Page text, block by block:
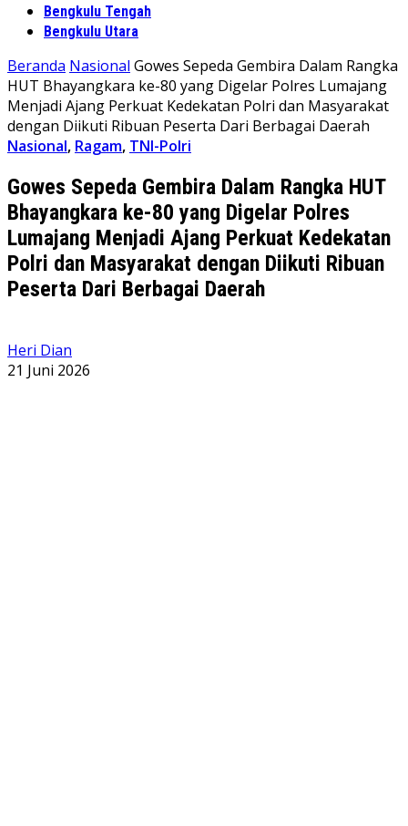
Bengkulu Tengah
Bengkulu Utara
Beranda Nasional Gowes Sepeda Gembira Dalam Rangka
HUT Bhayangkara ke-80 yang Digelar Polres Lumajang
Menjadi Ajang Perkuat Kedekatan Polri dan Masyarakat
dengan Diikuti Ribuan Peserta Dari Berbagai Daerah
Nasional, Ragam, TNI-Polri
Gowes Sepeda Gembira Dalam Rangka HUT
Bhayangkara ke-80 yang Digelar Polres
Lumajang Menjadi Ajang Perkuat Kedekatan
Polri dan Masyarakat dengan Diikuti Ribuan
Peserta Dari Berbagai Daerah
Heri Dian
21 Juni 2026